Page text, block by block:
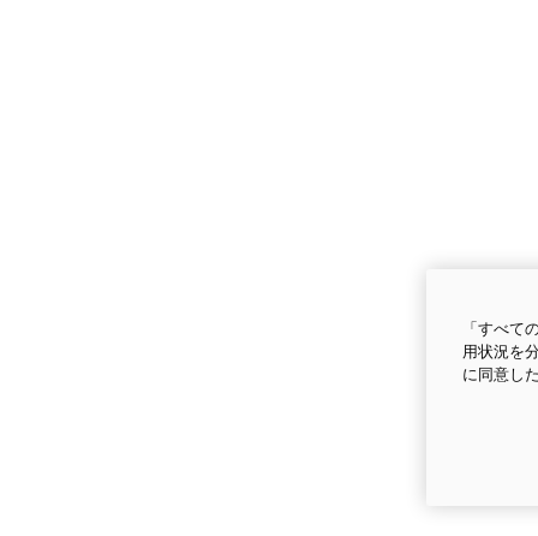
「すべて
用状況を
に同意し